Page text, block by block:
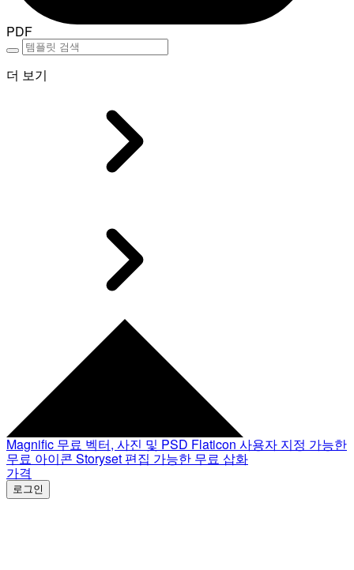
PDF
더 보기
Magnific 무료 벡터, 사진 및 PSD Flaticon 사용자 지정 가능한
무료 아이콘 Storyset 편집 가능한 무료 삽화
가격
로그인